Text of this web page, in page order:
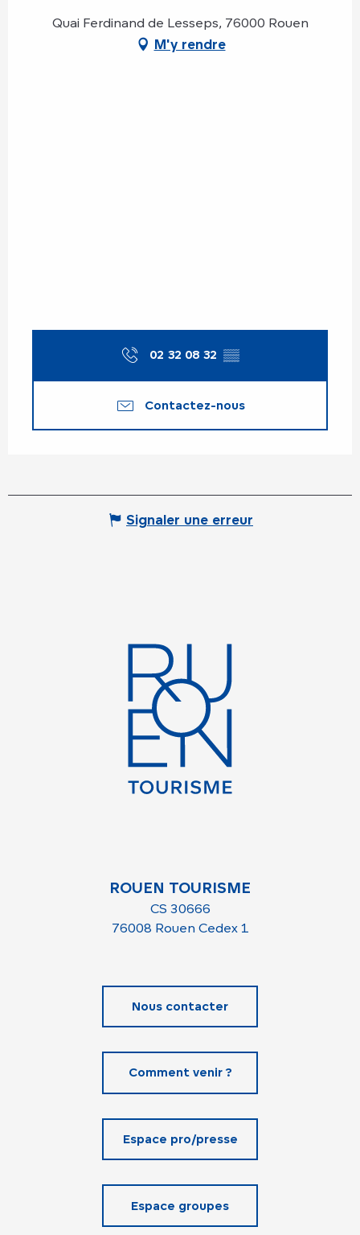
Quai Ferdinand de Lesseps, 76000 Rouen
M'y rendre
02 32 08 32 ▒▒
Contactez-nous
Signaler une erreur
ROUEN TOURISME
CS 30666
76008 Rouen Cedex 1
Nous contacter
Comment venir ?
Espace pro/presse
Espace groupes